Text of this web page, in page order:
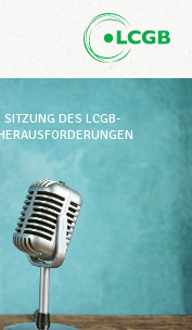
SITZUNG DES LCGB-